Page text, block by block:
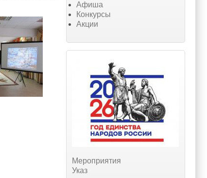
Афиша
Конкурсы
Акции
Мероприятия
Указ